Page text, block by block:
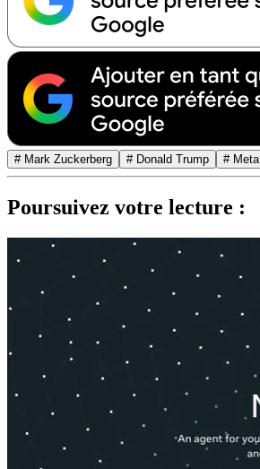
# Mark Zuckerberg # Donald Trump # Meta
Poursuivez votre lecture :